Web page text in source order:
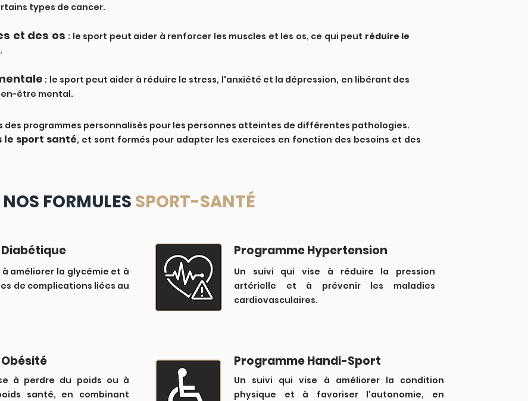
types de cancer.
et des os : le sport peut aider à renforcer les muscles et les os, ce qui peut réduire le
.
: le sport peut aider à réduire le stress, l'anxiété et la dépression, en libérant des
être mental.
des programmes personnalisés pour les personnes atteintes de différentes pathologies.
le sport santé, et sont formés pour adapter les exercices en fonction des besoins et des
NOS FORMULES SPORT-SANTÉ
à améliorer la glycémie et à
de complications liées au
Programme Hypertension
Un suivi qui vise à réduire la pression
artérielle et à prévenir les maladies
cardiovasculaires.
à perdre du poids ou à
santé, en combinant
Programme Handi-Sport
Un suivi qui vise à améliorer la condition
physique et à favoriser l'autonomie, en